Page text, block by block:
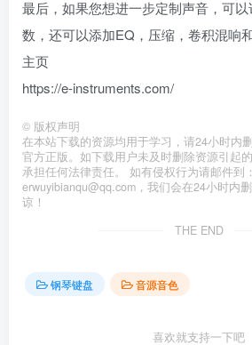
最后，如果您想进一步定制声音，可
数，还可以添加EQ，压缩，卷积混响
主页
https://e-instruments.com/
© 版权声明
在本站下载的资源均用于学习，请24小时内
官方正版。如下载用户未及时删除资源引起
承担任何法律责任。 如有侵权行为请邮件到：
erwuyibianqu@qq.com，我们会在24小时内
谅！
THE END
钢琴键盘 音源音色
喜欢就支持一下吧